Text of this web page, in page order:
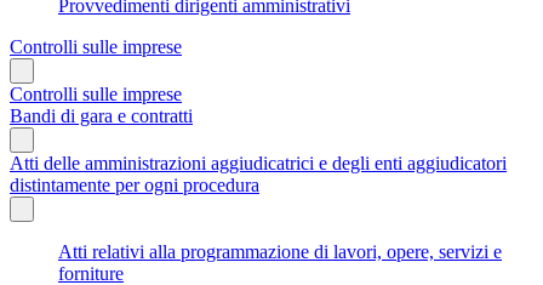
Provvedimenti dirigenti amministrativi
Controlli sulle imprese
Controlli sulle imprese
Bandi di gara e contratti
Atti delle amministrazioni aggiudicatrici e degli enti aggiudicatori
distintamente per ogni procedura
Atti relativi alla programmazione di lavori, opere, servizi e
forniture